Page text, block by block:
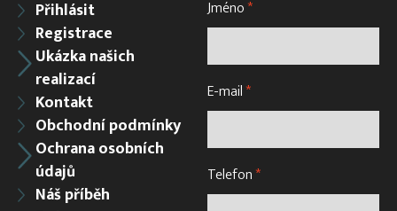
Přihlásit
Registrace
Ukázka našich
realizací
Kontakt
Obchodní podmínky
Ochrana osobních
údajů
Náš příběh
Jméno*
E-mail*
Telefon*